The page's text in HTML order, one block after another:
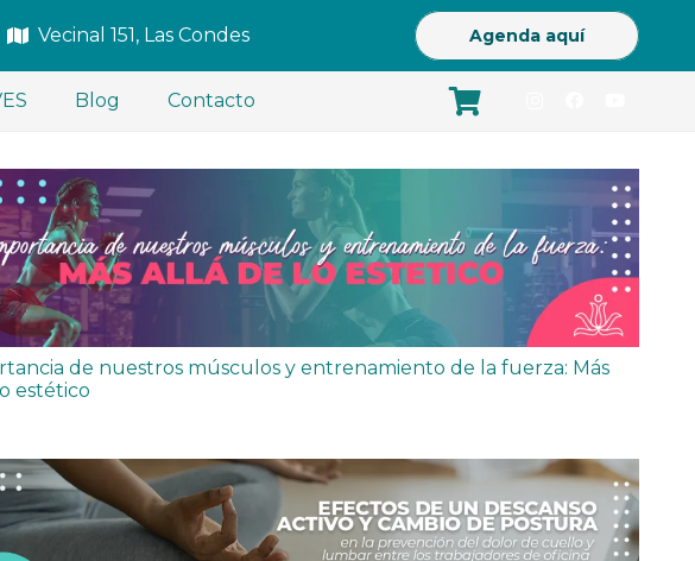
Vecinal 151, Las Condes Agenda aquí
Blog Contacto
de nuestros músculos y entrenamiento de la fuerza: Más
estético